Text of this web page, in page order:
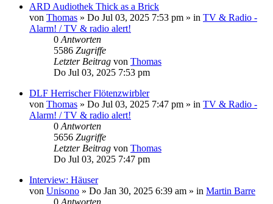
ARD Audiothek Thick as a Brick
von Thomas » Do Jul 03, 2025 7:53 pm » in TV & Radio -
Alarm! / TV & radio alert!
0 Antworten
5586 Zugriffe
Letzter Beitrag von Thomas
Do Jul 03, 2025 7:53 pm
DLF Herrischer Flötenzwirbler
von Thomas » Do Jul 03, 2025 7:47 pm » in TV & Radio -
Alarm! / TV & radio alert!
0 Antworten
5656 Zugriffe
Letzter Beitrag von Thomas
Do Jul 03, 2025 7:47 pm
Interview: Häuser
von Unisono » Do Jan 30, 2025 6:39 am » in Martin Barre
0 Antworten